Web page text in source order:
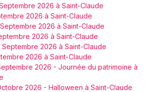
2026 à Saint-Claude
2026 à Saint-Claude
2026 à Saint-Claude
2026 à Saint-Claude
Septembre 2026 à Saint-Claude
2026 à Saint-Claude
2026 - Journée du patrimoine à
2026 - Halloween à Saint-Claude